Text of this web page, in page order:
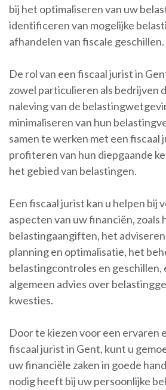
bij het optimaliseren van uw
identificeren van mogelijke
afhandelen van fiscale geschillen.
De rol van een fiscaal jurist in
zowel particulieren als bedrijven
naleving van de
minimaliseren van hun
samen te werken met een fiscaal
profiteren van hun diepgaande
het gebied van belastingen.
Een fiscaal jurist kan u helpen bij
aspecten van uw financiën, zoals
belastingaangiften, het
planning en optimalisatie, het
belastingcontroles en geschillen,
algemeen advies over
kwesties.
Door te kiezen voor een ervaren
fiscaal jurist in Gent, kunt u
uw financiële zaken in goede
nodig heeft bij uw persoonlijke